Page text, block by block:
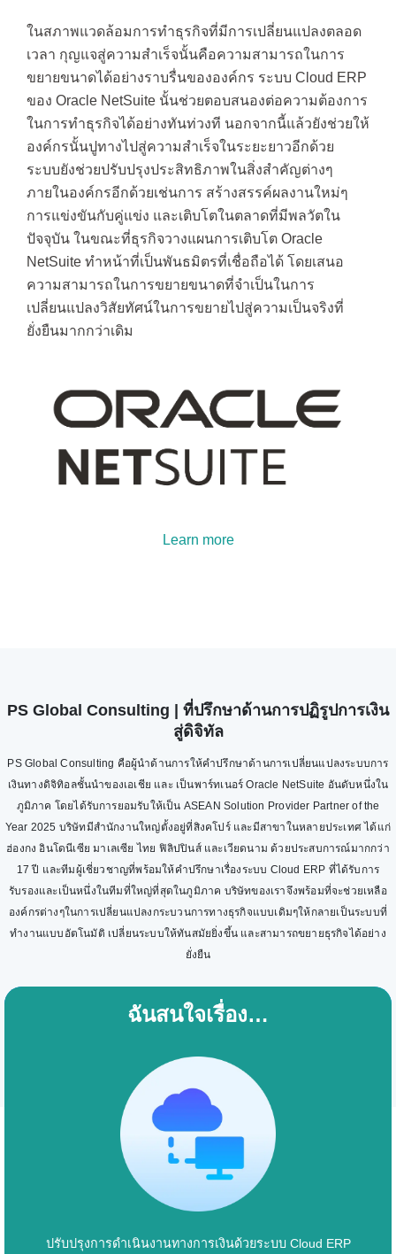
ในสภาพแวดล้อมการทำธุรกิจที่มีการเปลี่ยนแปลงตลอด
เวลา กุญแจสู่ความสำเร็จนั้นคือความสามารถในการ
ขยายขนาดได้อย่างราบรื่นขององค์กร ระบบ Cloud ERP
ของ Oracle NetSuite นั้นช่วยตอบสนองต่อความต้องการ
ในการทำธุรกิจได้อย่างทันท่วงที นอกจากนี้แล้วยังช่วยให้
องค์กรนั้นปูทางไปสู่ความสำเร็จในระยะยาวอีกด้วย
ระบบยังช่วยปรับปรุงประสิทธิภาพในสิ่งสำคัญต่างๆ
ภายในองค์กรอีกด้วยเช่นการ สร้างสรรค์ผลงานใหม่ๆ
การแข่งขันกับคู่แข่ง และเติบโตในตลาดที่มีพลวัตใน
ปัจจุบัน ในขณะที่ธุรกิจวางแผนการเติบโต Oracle
NetSuite ทำหน้าที่เป็นพันธมิตรที่เชื่อถือได้ โดยเสนอ
ความสามารถในการขยายขนาดที่จำเป็นในการ
เปลี่ยนแปลงวิสัยทัศน์ในการขยายไปสู่ความเป็นจริงที่
ยั่งยืนมากกว่าเดิม
Learn more
PS Global Consulting | ที่ปรึกษาด้านการปฏิรูปการเงิน
สู่ดิจิทัล
PS Global Consulting คือผู้นำด้านการให้คำปรึกษาด้านการเปลี่ยนแปลงระบบการ
เงินทางดิจิทิอลชั้นนำของเอเชีย และ เป็นพาร์ทเนอร์ Oracle NetSuite อันดับหนึ่งใน
ภูมิภาค โดยได้รับการยอมรับให้เป็น ASEAN Solution Provider Partner of the
Year 2025 บริษัทมีสำนักงานใหญ่ตั้งอยู่ที่สิงคโปร์ และมีสาขาในหลายประเทศ ได้แก่
ฮ่องกง อินโดนีเซีย มาเลเซีย ไทย ฟิลิปปินส์ และเวียดนาม ด้วยประสบการณ์มากกว่า
17 ปี และทีมผู้เชี่ยวชาญที่พร้อมให้คำปรึกษาเรื่องระบบ Cloud ERP ที่ได้รับการ
รับรองและเป็นหนึ่งในทีมที่ใหญ่ที่สุดในภูมิภาค บริษัทของเราจึงพร้อมที่จะช่วยเหลือ
องค์กรต่างๆในการเปลี่ยนแปลงกระบวนการทางธุรกิจแบบเดิมๆให้กลายเป็นระบบที่
ทำงานแบบอัตโนมัติ เปลี่ยนระบบให้ทันสมัยยิ่งขึ้น และสามารถขยายธุรกิจได้อย่าง
ยั่งยืน
ฉันสนใจเรื่อง…
ปรับปรุงการดำเนินงานทางการเงินด้วยระบบ Cloud ERP